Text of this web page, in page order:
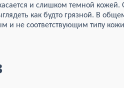
и слишком темной
как будто грязной. В
и не соответствующим типу